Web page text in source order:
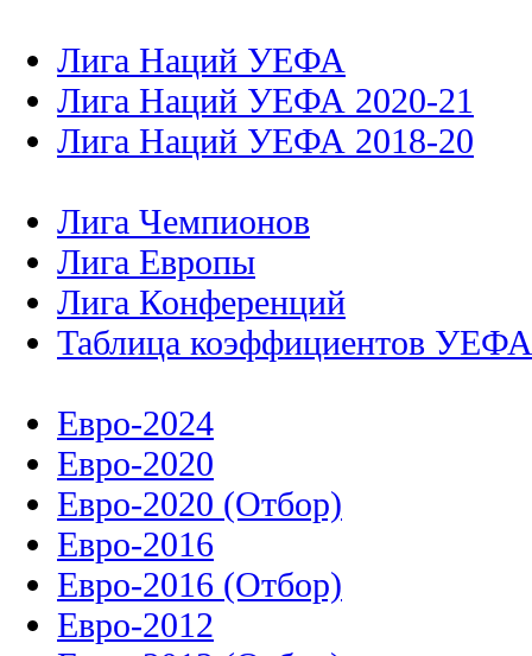
Лига Наций УЕФА
Лига Наций УЕФА 2020-21
Лига Наций УЕФА 2018-20
Лига Чемпионов
Лига Европы
Лига Конференций
Таблица коэффициентов УЕФА
Евро-2024
Евро-2020
Евро-2020 (Отбор)
Евро-2016
Евро-2016 (Отбор)
Евро-2012